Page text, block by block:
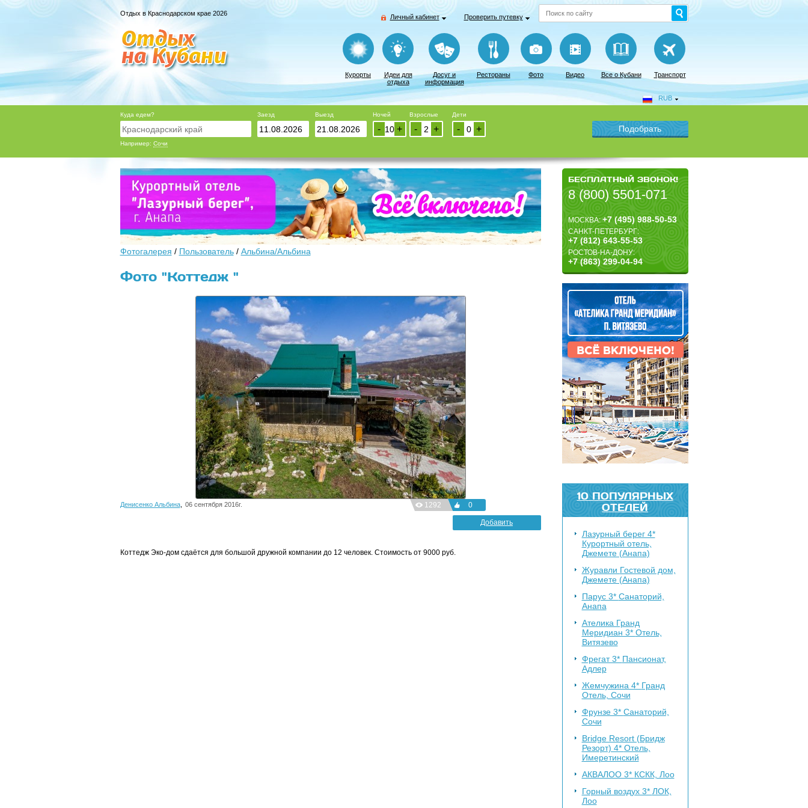
Отдых в Краснодарском крае 2026 Личный кабинет Проверить путевку
Курорты
Идеи для
отдыха
Досуг и
информация
Рестораны Фото Видео Все о Кубани Транспорт
RUB
Куда едем?
Например: Сочи
Заезд Выезд Ночей
+
-
Взрослые
+
-
Дети
+
-
БЕСПЛАТНЫЙ ЗВОНОК!
8 (800) 5501-071
МОСКВА:+7 (495) 988-50-53
САНКТ-ПЕТЕРБУРГ:
+7 (812) 643-55-53
РОСТОВ-НА-ДОНУ:
+7 (863) 299-04-94
10 ПОПУЛЯРНЫХ
ОТЕЛЕЙ
Лазурный берег 4*
Курортный отель,
Джемете (Анапа)
Журавли Гостевой дом,
Джемете (Анапа)
Парус 3* Санаторий,
Анапа
Ателика Гранд
Меридиан 3* Отель,
Витязево
Фрегат 3* Пансионат,
Адлер
Жемчужина 4* Гранд
Отель, Сочи
Фрунзе 3* Санаторий,
Сочи
Bridge Resort (Бридж
Резорт) 4* Отель,
Имеретинский
АКВАЛОО 3* КСКК, Лоо
Горный воздух 3* ЛОК,
Лоо
Фотогалерея / Пользователь/ Альбина/Альбина
Фото "Коттедж "
0
1292
Денисенко Альбина, 06 сентября 2016г.
Добавить
Коттедж Эко-дом сдаётся для большой дружной компании до 12 человек. Стоимость от 9000 руб.